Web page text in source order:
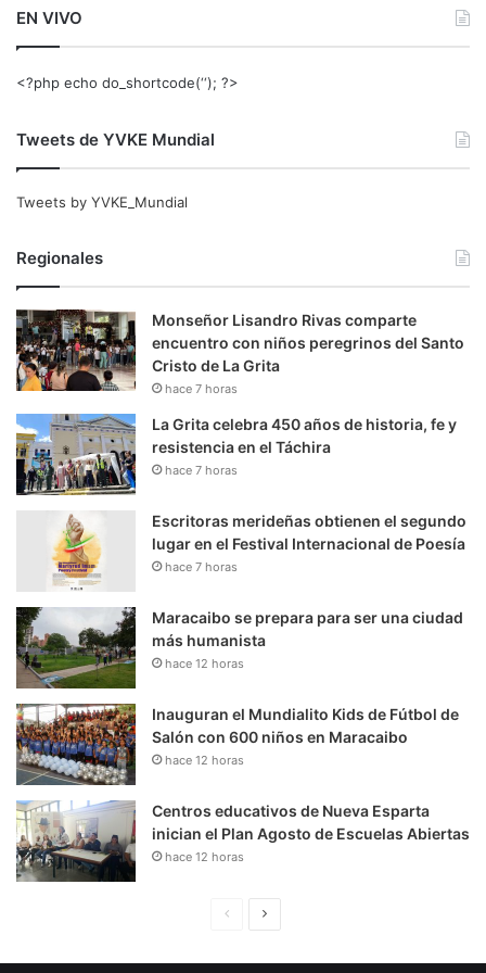
EN VIVO
<?php echo do_shortcode(‘‘); ?>
Tweets de YVKE Mundial
Tweets by YVKE_Mundial
Regionales
Monseñor Lisandro Rivas comparte
encuentro con niños peregrinos del Santo
Cristo de La Grita
hace 7 horas
La Grita celebra 450 años de historia, fe y
resistencia en el Táchira
hace 7 horas
Escritoras merideñas obtienen el segundo
lugar en el Festival Internacional de Poesía
hace 7 horas
Maracaibo se prepara para ser una ciudad
más humanista
hace 12 horas
Inauguran el Mundialito Kids de Fútbol de
Salón con 600 niños en Maracaibo
hace 12 horas
Centros educativos de Nueva Esparta
inician el Plan Agosto de Escuelas Abiertas
hace 12 horas